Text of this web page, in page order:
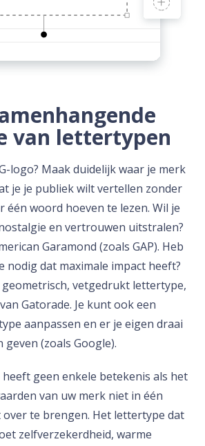
van lettertypen
logo? Maak duidelijk waar je merk
je je publiek wilt vertellen zonder
één woord hoeven te lezen. Wil je
en vertrouwen uitstralen?
Garamond (zoals GAP). Heb
nodig dat maximale impact heeft?
geometrisch, vetgedrukt lettertype,
Gatorade. Je kunt ook een
aanpassen en er je eigen draai
geven (zoals Google).
heeft geen enkele betekenis als het
van uw merk niet in één
te brengen. Het lettertype dat
zelfverzekerdheid, warme